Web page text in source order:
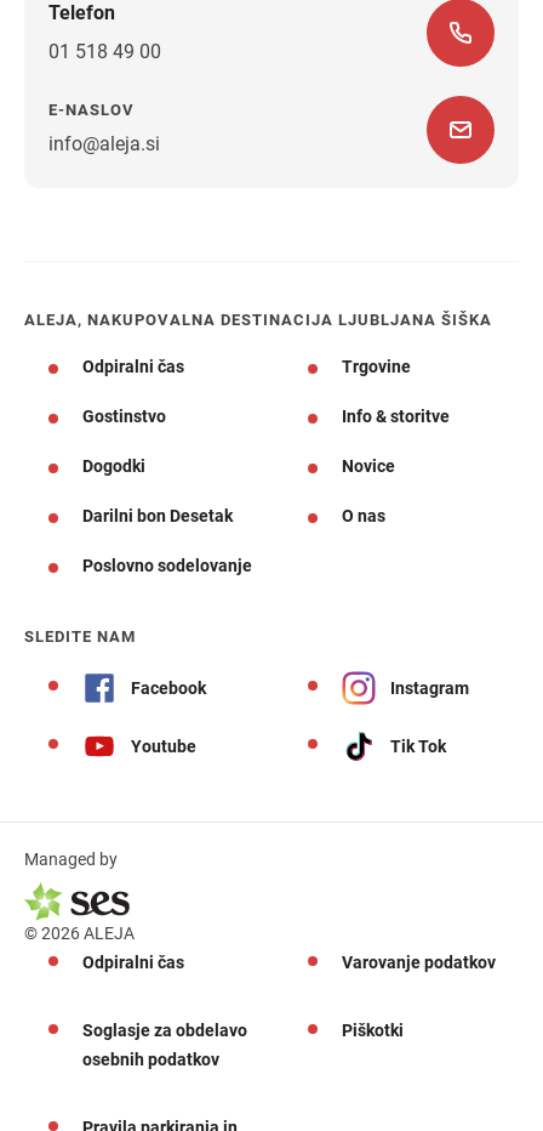
Telefon
01 518 49 00
E-NASLOV
info@aleja.si
ALEJA, NAKUPOVALNA DESTINACIJA LJUBLJANA ŠIŠKA
Odpiralni čas Trgovine
Gostinstvo Info & storitve
Dogodki Novice
Darilni bon Desetak O nas
Poslovno sodelovanje
SLEDITE NAM
Facebook Instagram
Youtube Tik Tok
Managed by
© 2026 ALEJA
Odpiralni čas
Varovanje podatkov
Soglasje za obdelavo
osebnih podatkov
Piškotki
Pravila parkiranja in